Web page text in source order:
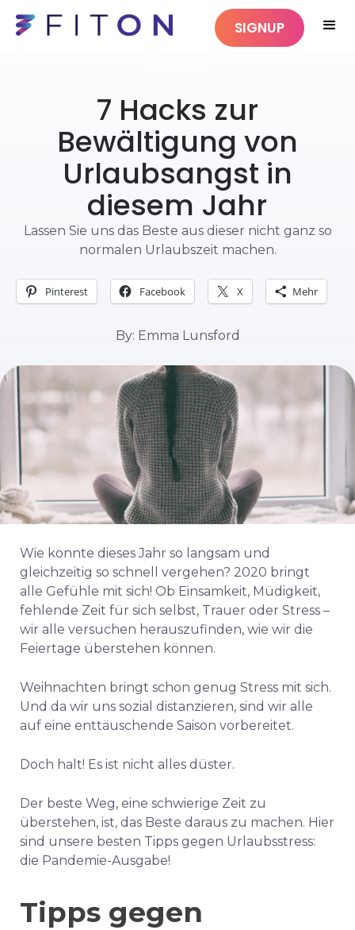
SIGNUP
7 Hacks zur
Bewältigung von
Urlaubsangst in
diesem Jahr
Lassen Sie uns das Beste aus dieser nicht ganz so
normalen Urlaubszeit machen.
Pinterest Facebook X Mehr
By: Emma Lunsford
Wie konnte dieses Jahr so langsam und
gleichzeitig so schnell vergehen? 2020 bringt
alle Gefühle mit sich! Ob Einsamkeit, Müdigkeit,
fehlende Zeit für sich selbst, Trauer oder Stress –
wir alle versuchen herauszufinden, wie wir die
Feiertage überstehen können.
Weihnachten bringt schon genug Stress mit sich.
Und da wir uns sozial distanzieren, sind wir alle
auf eine enttäuschende Saison vorbereitet.
Doch halt! Es ist nicht alles düster.
Der beste Weg, eine schwierige Zeit zu
überstehen, ist, das Beste daraus zu machen. Hier
sind unsere besten Tipps gegen Urlaubsstress:
die Pandemie-Ausgabe!
Tipps gegen